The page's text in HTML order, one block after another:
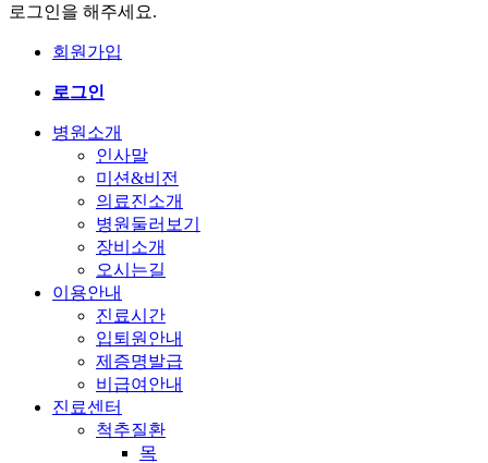
로그인을 해주세요.
회원가입
로그인
병원소개
인사말
미션&비전
의료진소개
병원둘러보기
장비소개
오시는길
이용안내
진료시간
입퇴원안내
제증명발급
비급여안내
진료센터
척추질환
목